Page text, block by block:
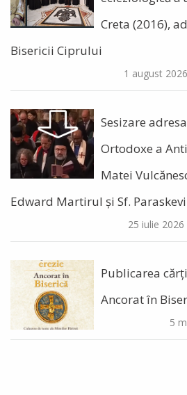
Creta (2016),
Bisericii Ciprului
1 august 2026
Sesizare
Ortodoxe a
Matei
Edward Martirul și Sf.
25 iulie 2026
Publicarea
Ancorat în
5